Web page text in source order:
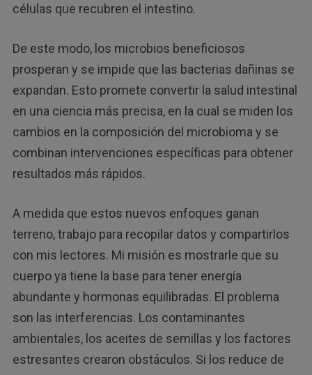
células que recubren el intestino.
De este modo, los microbios beneficiosos
prosperan y se impide que las bacterias dañinas se
expandan. Esto promete convertir la salud intestinal
en una ciencia más precisa, en la cual se miden los
cambios en la composición del microbioma y se
combinan intervenciones específicas para obtener
resultados más rápidos.
A medida que estos nuevos enfoques ganan
terreno, trabajo para recopilar datos y compartirlos
con mis lectores. Mi misión es mostrarle que su
cuerpo ya tiene la base para tener energía
abundante y hormonas equilibradas. El problema
son las interferencias. Los contaminantes
ambientales, los aceites de semillas y los factores
estresantes crearon obstáculos. Si los reduce de